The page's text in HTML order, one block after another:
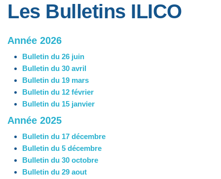
Les Bulletins ILICO
Année 2026
Bulletin du 26 juin
Bulletin du 30 avril
Bulletin du 19 mars
Bulletin du 12 février
Bulletin du 15 janvier
Année 2025
Bulletin du 17 décembre
Bulletin du 5 décembre
Bulletin du 30 octobre
Bulletin du 29 aout